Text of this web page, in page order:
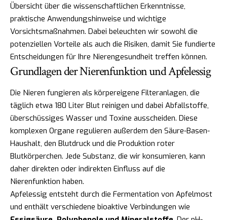
Übersicht über die wissenschaftlichen Erkenntnisse,
praktische Anwendungshinweise und wichtige
Vorsichtsmaßnahmen. Dabei beleuchten wir sowohl die
potenziellen Vorteile als auch die Risiken, damit Sie fundierte
Entscheidungen für Ihre Nierengesundheit treffen können.
Grundlagen der Nierenfunktion und Apfelessig
Die Nieren fungieren als körpereigene Filteranlagen, die
täglich etwa 180 Liter Blut reinigen und dabei Abfallstoffe,
überschüssiges Wasser und Toxine ausscheiden. Diese
komplexen Organe regulieren außerdem den Säure-Basen-
Haushalt, den Blutdruck und die Produktion roter
Blutkörperchen. Jede Substanz, die wir konsumieren, kann
daher direkten oder indirekten Einfluss auf die
Nierenfunktion haben.
Apfelessig entsteht durch die Fermentation von Apfelmost
und enthält verschiedene bioaktive Verbindungen wie